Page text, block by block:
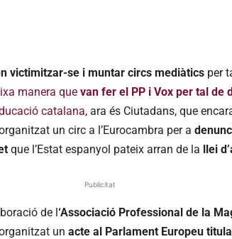
victimitzar-se i muntar circs mediàtics per
manera que van fer el PP i Vox per tal de
catalana, ara és Ciutadans, que
un circ a l’Eurocambra per a
que l’Estat espanyol pateix arran de la llei
Publicitat
de l ‘Associació Professional de la
un acte al Parlament Europeu